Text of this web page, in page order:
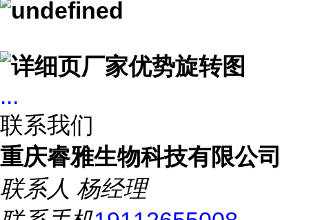
...
联系我们
重庆睿雅生物科技有限公司
联系人 杨经理